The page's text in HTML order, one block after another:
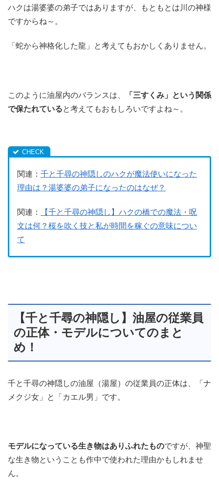
ハクは湯婆婆の弟子ではありますが、もともとは川の神様
ですからね～。
「蛇から神格化した龍」と考えてもおかしくありません。
このように油屋内のバランスは、
「三すくみ」という関係
で保たれていると考えてもおもしろいですよね～。
関連： 千と千尋の神隠しのハクが魔法使いになった
理由は？湯婆婆の弟子になったのはなぜ？
関連：
【千と千尋の神隠し】ハクの橋での魔法・呪
文は何？桜を吹く技と私が時間を稼ぐの意味につい
て
【千と千尋の神隠し】油屋の従業員
の正体・モデルについてのまと
め！
千と千尋の神隠しの油屋（湯屋）の従業員の正体は、「ナ
メクジ女」と「カエル男」です。
モデルになっている生き物はありふれたものですが、神聖
な生き物ということも作中で使われた理由かもしれませ
ん。